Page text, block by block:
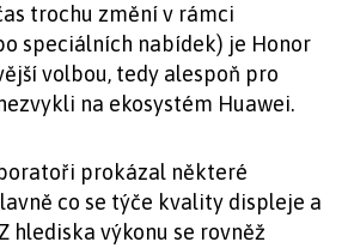
trochu změní v rámci
speciálních nabídek) je Honor
volbou, tedy alespoň pro
na ekosystém Huawei.
prokázal některé
co se týče kvality displeje a
hlediska výkonu se rovněž